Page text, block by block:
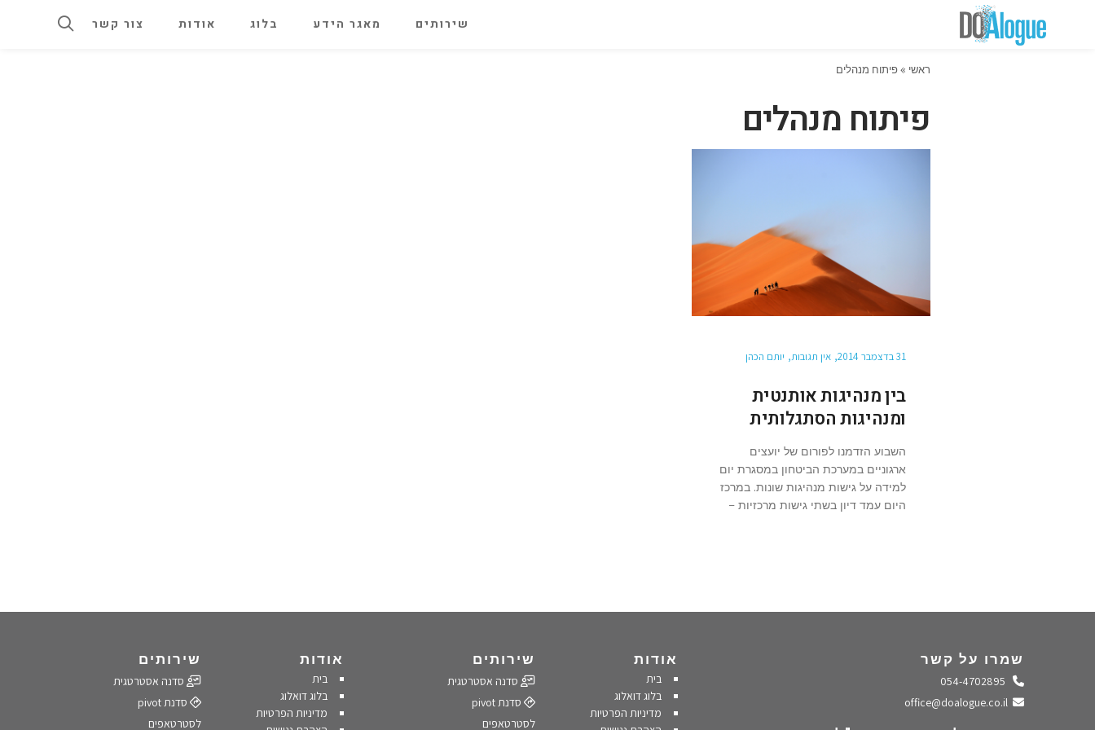
שירותים מאגר הידע בלוג אודות צור קשר
ראשי »פיתוח מנהלים
פיתוח מנהלים
31 בדצמבר 2014 אין תגובות יותם הכהן
בין מנהיגות אותנטית
ומנהיגות הסתגלותית
השבוע הזדמנו לפורום של יועצים
ארגוניים במערכת הביטחון במסגרת יום
למידה על גישות מנהיגות שונות. במרכז
היום עמד דיון בשתי גישות מרכזיות –
שמרו על קשר
התקשרו אלינו
שלחו מייל
אודות
בית
בלוג דואלוג
מדיניות הפרטיות
שירותים
סדנה אסטרטגית
סדנת pivot
לסטרטאפים
אודות
בית
בלוג דואלוג
מדיניות הפרטיות
שירותים
סדנה אסטרטגית
סדנת pivot
לסטרטאפים